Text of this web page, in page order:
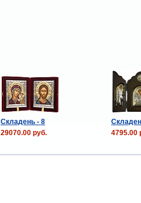
Складень - 8
29070.00 руб.
4795.00